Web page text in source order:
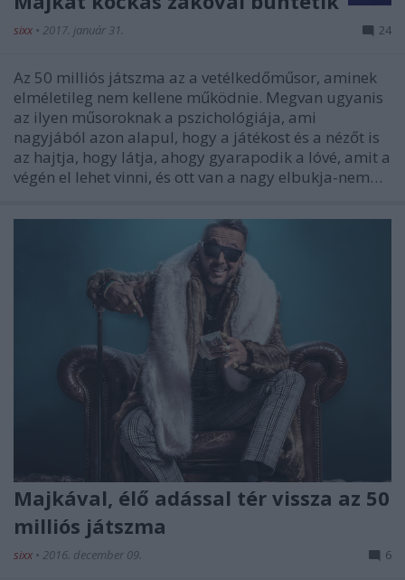
sixx • 2017. január 31. 24
Az 50 milliós játszma az a vetélkedőműsor, aminek
elméletileg nem kellene működnie. Megvan ugyanis
az ilyen műsoroknak a pszichológiája, ami
nagyjából azon alapul, hogy a játékost és a nézőt is
az hajtja, hogy látja, ahogy gyarapodik a lóvé, amit a
végén el lehet vinni, és ott van a nagy elbukja-nem…
Majkával, élő adással tér vissza az 50
milliós játszma
sixx • 2016. december 09. 6